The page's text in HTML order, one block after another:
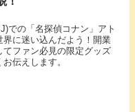
での「名探偵コナン」アト
に迷い込んだよう！開業
てファン必見の限定グッズ
伝えします。